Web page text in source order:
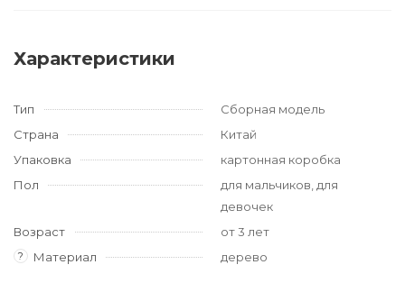
Характеристики
Тип
Сборная модель
Страна
Китай
Упаковка
картонная коробка
Пол
для мальчиков, для
девочек
Возраст
от 3 лет
? Материал дерево